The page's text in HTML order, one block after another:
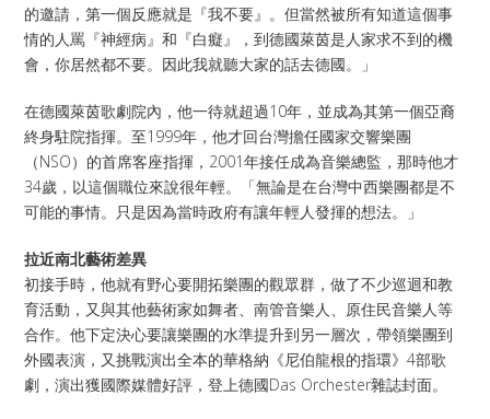
的邀請，第一個反應就是『我不要』。但當然被所有知道這個事
情的人罵『神經病』和『白癡』，到德國萊茵是人家求不到的機
會，你居然都不要。因此我就聽大家的話去德國。」
在德國萊茵歌劇院內，他一待就超過10年，並成為其第一個亞裔
終身駐院指揮。至1999年，他才回台灣擔任國家交響樂團
（NSO）的首席客座指揮，2001年接任成為音樂總監，那時他才
34歲，以這個職位來說很年輕。「無論是在台灣中西樂團都是不
可能的事情。只是因為當時政府有讓年輕人發揮的想法。」
拉近南北藝術差異
初接手時，他就有野心要開拓樂團的觀眾群，做了不少巡迴和教
育活動，又與其他藝術家如舞者、南管音樂人、原住民音樂人等
合作。他下定決心要讓樂團的水準提升到另一層次，帶領樂團到
外國表演，又挑戰演出全本的華格納《尼伯龍根的指環》4部歌
劇，演出獲國際媒體好評，登上德國Das Orchester雜誌封面。